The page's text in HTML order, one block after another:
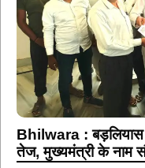
Bhilwara : बड़लियास
तेज, मुख्यमंत्री के नाम